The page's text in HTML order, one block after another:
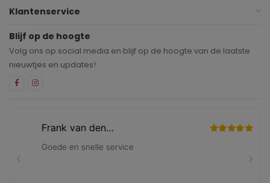
Klantenservice
Blijf op de hoogte
Volg ons op social media en blijf op de hoogte van de laatste
nieuwtjes en updates!